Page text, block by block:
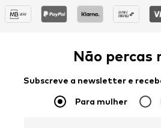
Não percas
Subscreve a newsletter e
Para mulher